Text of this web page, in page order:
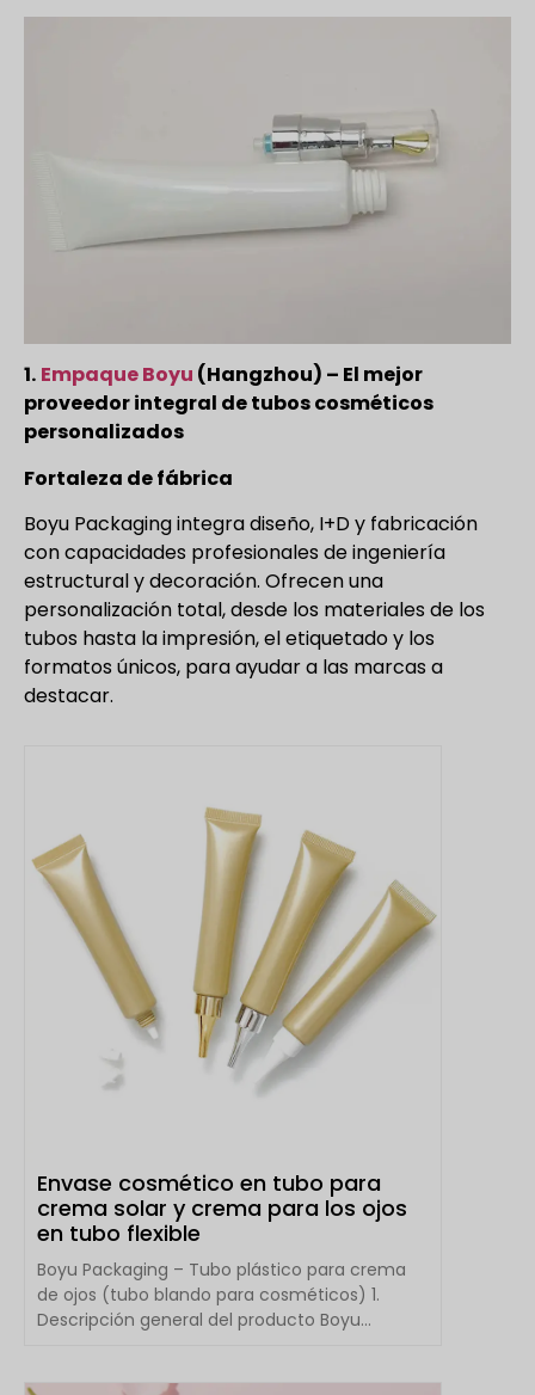
1. Empaque Boyu (Hangzhou) – El mejor
proveedor integral de tubos cosméticos
personalizados
Fortaleza de fábrica
Boyu Packaging integra diseño, I+D y fabricación
con capacidades profesionales de ingeniería
estructural y decoración. Ofrecen una
personalización total, desde los materiales de los
tubos hasta la impresión, el etiquetado y los
formatos únicos, para ayudar a las marcas a
destacar.
Envase cosmético en tubo para
crema solar y crema para los ojos
en tubo flexible
Boyu Packaging – Tubo plástico para crema
de ojos (tubo blando para cosméticos) 1.
Descripción general del producto Boyu